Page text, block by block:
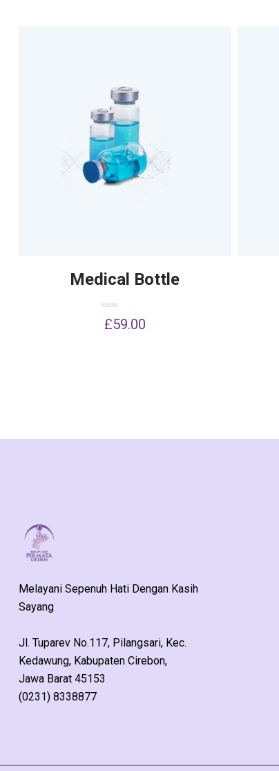
Medical Bottle
Dinilai
0£59.00
Melayani Sepenuh Hati Dengan Kasih
Sayang
Jl. Tuparev No.117, Pilangsari, Kec.
Kedawung, Kabupaten Cirebon,
Jawa Barat 45153
(0231) 8338877